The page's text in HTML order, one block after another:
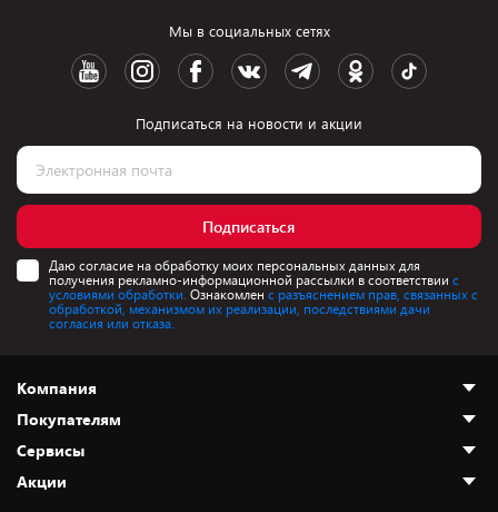
Мы в социальных сетях
Подписаться на новости и акции
Подписаться
Даю согласие на обработку моих персональных данных для
получения рекламно-информационной рассылки в соответствии с
условиями обработки. Ознакомлен с разъяснением прав, связанных с
обработкой, механизмом их реализации, последствиями дачи
согласия или отказа.
Компания
О нас
Адреса магазинов
Новости
Покупателям
Как сделать заказ
Оплата и доставка
Сервисы
Акции